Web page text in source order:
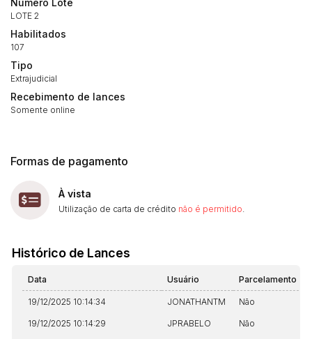
Número Lote
LOTE 2
Habilitados
107
Tipo
Extrajudicial
Recebimento de lances
Somente online
Formas de pagamento
À vista
Utilização de carta de crédito não é permitido
Histórico de Lances
Data Usuário Parcelamento
19/12/2025 10:14:34 JONATHANTM Não
19/12/2025 10:14:29 JPRABELO Não